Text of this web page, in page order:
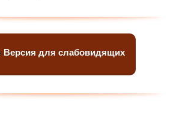
Версия для слабовидящих